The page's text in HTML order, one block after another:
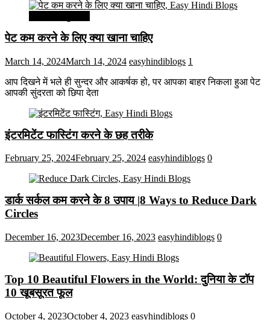
पेट कम करने के लिए क्या खाना चाहिए
March 14, 2024March 14, 2024 easyhindiblogs 1
आप दिखने में भले ही सुन्दर और आकर्षक हो, पर आपका बाहर निकला हुआ पेट
आपकी सुंदरता को छिपा देता
इंटरमिटेंट फास्टिंग करने के छह तरीके
February 25, 2024February 25, 2024 easyhindiblogs 0
डार्क सर्कल कम करने के 8 उपाय |8 Ways to Reduce Dark
Circles
December 16, 2023December 16, 2023 easyhindiblogs 0
Top 10 Beautiful Flowers in the World: दुनिया के टॉप
10 खूबसूरत फूल
October 4, 2023October 4, 2023 easyhindiblogs 0